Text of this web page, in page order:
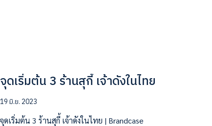
จุดเริ่มต้น 3 ร้านสุกี้ เจ้าดังในไทย
19 มิ.ย. 2023
จุดเริ่มต้น 3 ร้านสุกี้ เจ้าดังในไทย | Brandcase